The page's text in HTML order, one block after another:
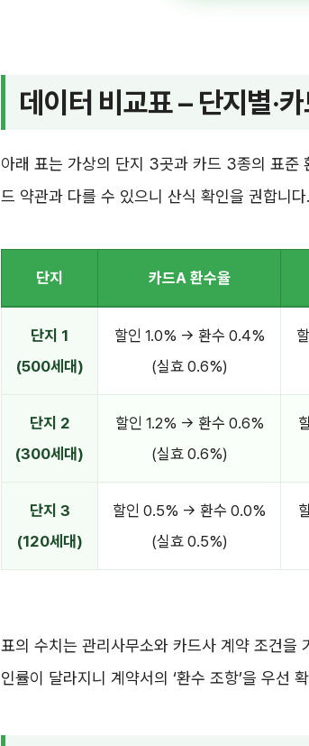
데이터 비교표 – 단지별·
아래 표는 가상의 단지 3곳과 카드 3종의 표준
드 약관과 다를 수 있으니 산식 확인을 권합니다.
단지 카드A 환수율
단지 1
(500세대)
할인 1.0% → 환수 0.4%
(실효 0.6%)
단지 2
(300세대)
할인 1.2% → 환수 0.6%
(실효 0.6%)
단지 3
(120세대)
할인 0.5% → 환수 0.0%
(실효 0.5%)
표의 수치는 관리사무소와 카드사 계약 조건을
인률이 달라지니 계약서의 ‘환수 조항’을 우선